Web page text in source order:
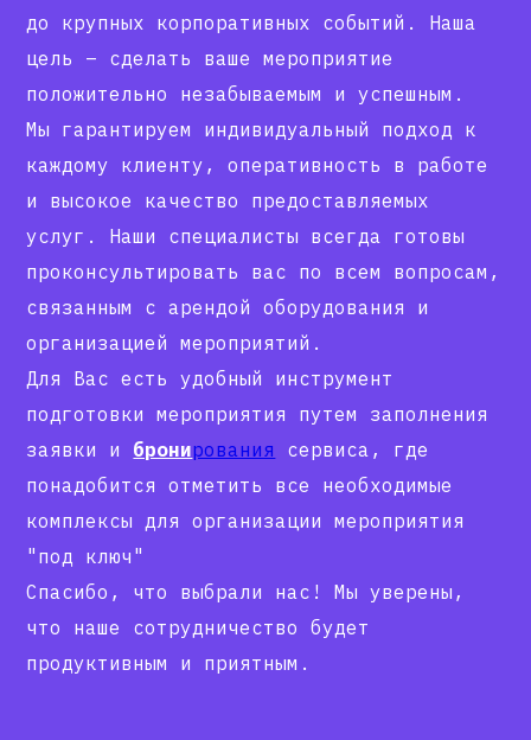
до крупных корпоративных событий. Наша
цель – сделать ваше мероприятие
положительно незабываемым и успешным.
Мы гарантируем индивидуальный подход к
каждому клиенту, оперативность в работе
и высокое качество предоставляемых
услуг. Наши специалисты всегда готовы
проконсультировать вас по всем вопросам,
связанным с арендой оборудования и
организацией мероприятий.
Для Вас есть удобный инструмент
подготовки мероприятия путем заполнения
заявки и бронирования
сервиса, где
понадобится отметить все необходимые
комплексы для организации мероприятия
"под ключ"
Спасибо, что выбрали нас! Мы уверены,
что наше сотрудничество будет
продуктивным и приятным.